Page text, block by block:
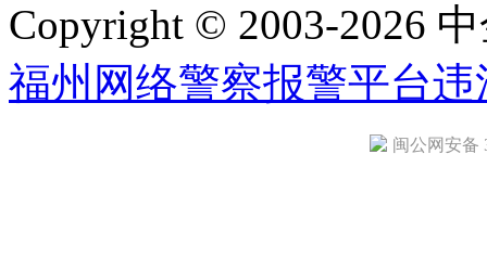
Copyright © 2003-2026
福州网络警察报警平台违
闽公网安备